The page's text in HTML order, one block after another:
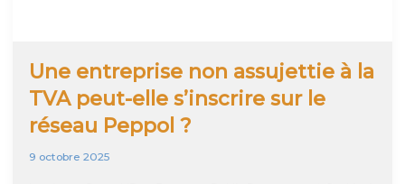
Une entreprise non assujettie à la
TVA peut-elle s’inscrire sur le
réseau Peppol ?
9 octobre 2025